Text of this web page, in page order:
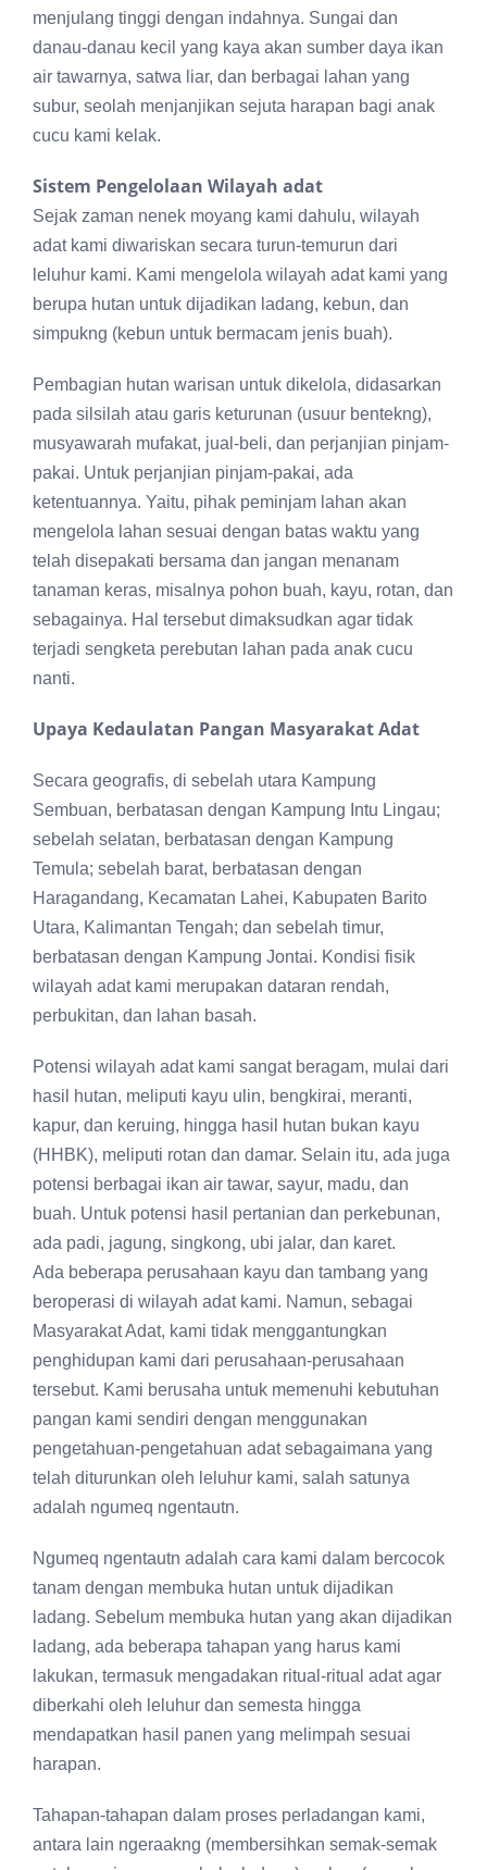
menjulang tinggi dengan indahnya. Sungai dan
danau-danau kecil yang kaya akan sumber daya ikan
air tawarnya, satwa liar, dan berbagai lahan yang
subur, seolah menjanjikan sejuta harapan bagi anak
cucu kami kelak.
Sistem Pengelolaan Wilayah adat
Sejak zaman nenek moyang kami dahulu, wilayah
adat kami diwariskan secara turun-temurun dari
leluhur kami. Kami mengelola wilayah adat kami yang
berupa hutan untuk dijadikan ladang, kebun, dan
simpukng (kebun untuk bermacam jenis buah).
Pembagian hutan warisan untuk dikelola, didasarkan
pada silsilah atau garis keturunan (usuur bentekng),
musyawarah mufakat, jual-beli, dan perjanjian pinjam-
pakai. Untuk perjanjian pinjam-pakai, ada
ketentuannya. Yaitu, pihak peminjam lahan akan
mengelola lahan sesuai dengan batas waktu yang
telah disepakati bersama dan jangan menanam
tanaman keras, misalnya pohon buah, kayu, rotan, dan
sebagainya. Hal tersebut dimaksudkan agar tidak
terjadi sengketa perebutan lahan pada anak cucu
nanti.
Upaya Kedaulatan Pangan Masyarakat Adat
Secara geografis, di sebelah utara Kampung
Sembuan, berbatasan dengan Kampung Intu Lingau;
sebelah selatan, berbatasan dengan Kampung
Temula; sebelah barat, berbatasan dengan
Haragandang, Kecamatan Lahei, Kabupaten Barito
Utara, Kalimantan Tengah; dan sebelah timur,
berbatasan dengan Kampung Jontai. Kondisi fisik
wilayah adat kami merupakan dataran rendah,
perbukitan, dan lahan basah.
Potensi wilayah adat kami sangat beragam, mulai dari
hasil hutan, meliputi kayu ulin, bengkirai, meranti,
kapur, dan keruing, hingga hasil hutan bukan kayu
(HHBK), meliputi rotan dan damar. Selain itu, ada juga
potensi berbagai ikan air tawar, sayur, madu, dan
buah. Untuk potensi hasil pertanian dan perkebunan,
ada padi, jagung, singkong, ubi jalar, dan karet.
Ada beberapa perusahaan kayu dan tambang yang
beroperasi di wilayah adat kami. Namun, sebagai
Masyarakat Adat, kami tidak menggantungkan
penghidupan kami dari perusahaan-perusahaan
tersebut. Kami berusaha untuk memenuhi kebutuhan
pangan kami sendiri dengan menggunakan
pengetahuan-pengetahuan adat sebagaimana yang
telah diturunkan oleh leluhur kami, salah satunya
adalah ngumeq ngentautn.
Ngumeq ngentautn adalah cara kami dalam bercocok
tanam dengan membuka hutan untuk dijadikan
ladang. Sebelum membuka hutan yang akan dijadikan
ladang, ada beberapa tahapan yang harus kami
lakukan, termasuk mengadakan ritual-ritual adat agar
diberkahi oleh leluhur dan semesta hingga
mendapatkan hasil panen yang melimpah sesuai
harapan.
Tahapan-tahapan dalam proses perladangan kami,
antara lain ngeraakng (membersihkan semak-semak